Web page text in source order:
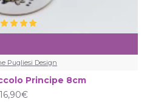
Pugliesi Design
Principe 8cm
16,90€